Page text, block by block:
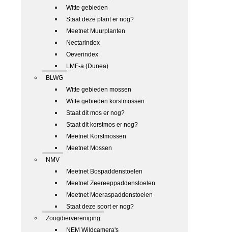
Witte gebieden
Staat deze plant er nog?
Meetnet Muurplanten
Nectarindex
Oeverindex
LMF-a (Dunea)
BLWG
Witte gebieden mossen
Witte gebieden korstmossen
Staat dit mos er nog?
Staat dit korstmos er nog?
Meetnet Korstmossen
Meetnet Mossen
NMV
Meetnet Bospaddenstoelen
Meetnet Zeereeppaddenstoelen
Meetnet Moeraspaddenstoelen
Staat deze soort er nog?
Zoogdiervereniging
NEM Wildcamera's